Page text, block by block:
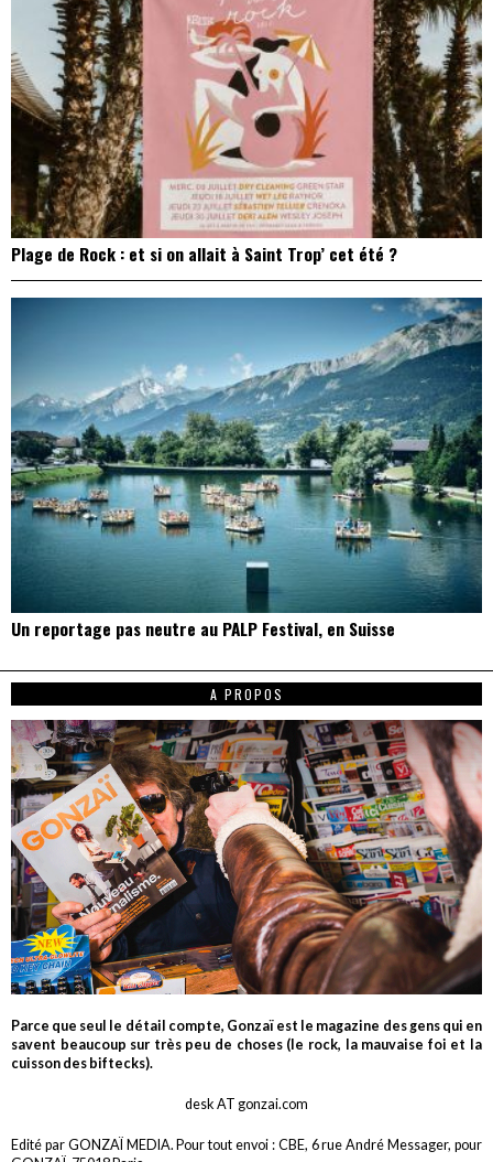
Plage de Rock : et si on allait à Saint Trop’ cet été ?
Un reportage pas neutre au PALP Festival, en Suisse
A PROPOS
Parce que seul le détail compte, Gonzaï est le magazine des gens qui en
savent beaucoup sur très peu de choses (le rock, la mauvaise foi et la
cuisson des biftecks).
desk AT gonzai.com
Edité par GONZAÏ MEDIA. Pour tout envoi : CBE, 6 rue André Messager, pour